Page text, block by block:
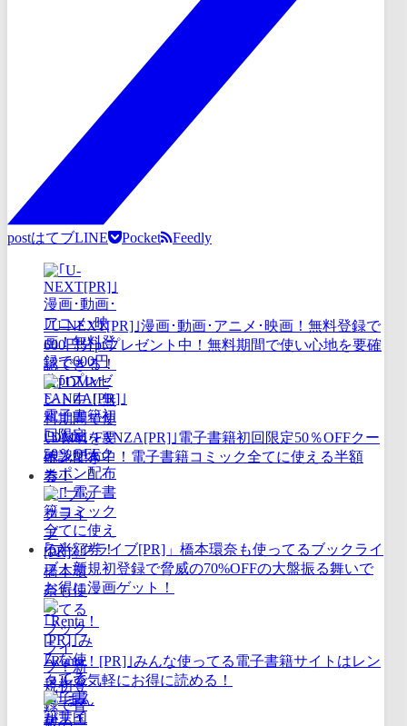
postはてブLINE Pocket Feedly
｢U-NEXT[PR]｣漫画･動画･アニメ･映画！無料登録で
600円分ptプレゼント中！無料期間で使い心地を要確
認できる！
｢DMM･FANZA[PR]｣電子書籍初回限定50％OFFクー
ポン配布中！電子書籍コミック全てに使える半額
券！
｢ブックライブ[PR]」橋本環奈も使ってるブックライ
ブ！新規初登録で脅威の70%OFFの大盤振る舞いで
お得に漫画ゲット！
｢Renta！[PR]｣みんな使ってる電子書籍サイトはレン
タルで気軽にお得に読める！